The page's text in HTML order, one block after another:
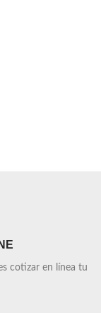
cotizar en línea tu